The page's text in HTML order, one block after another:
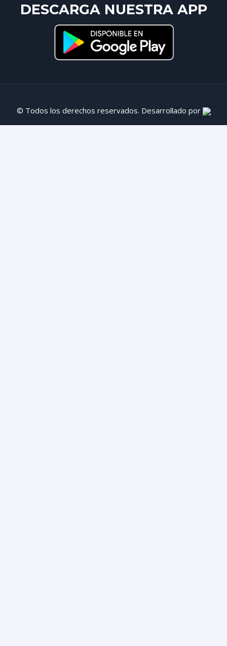
DESCARGA NUESTRA APP
© Todos los derechos reservados. Desarrollado por